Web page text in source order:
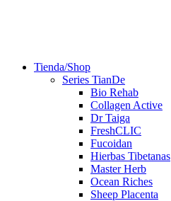
Tienda/Shop
Series TianDe
Bio Rehab
Collagen Active
Dr Taiga
FreshCLIC
Fucoidan
Hierbas Tibetanas
Master Herb
Ocean Riches
Sheep Placenta